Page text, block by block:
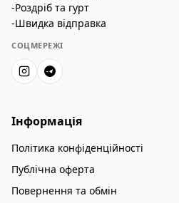
-Роздріб та гурт
-Швидка відправка
СОЦМЕРЕЖІ
Інформація
Політика конфіденційності
Публічна оферта
Повернення та обмін